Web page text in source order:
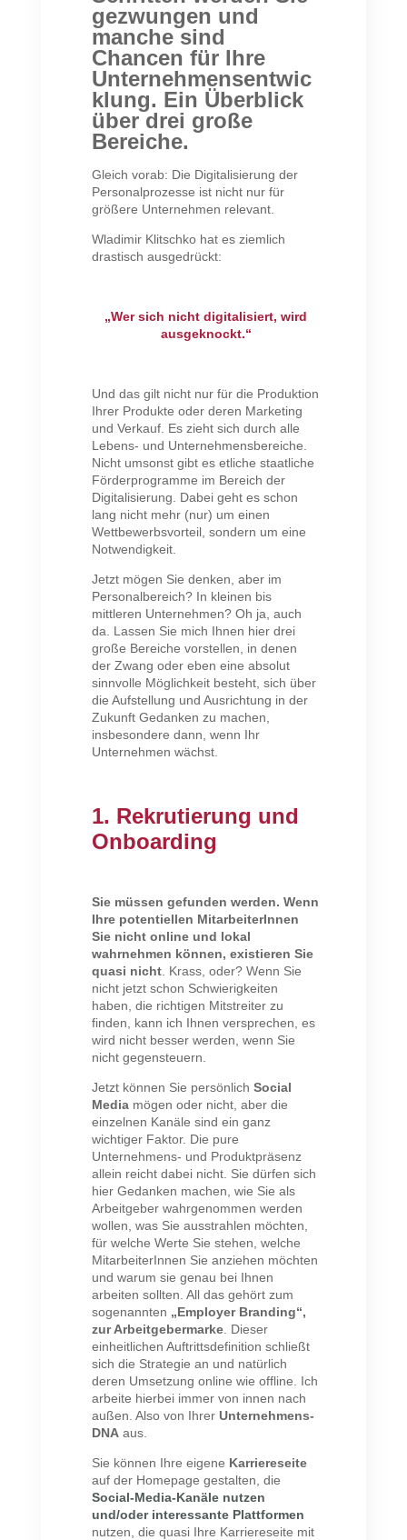
gezwungen und
manche sind
Chancen für Ihre
Unternehmensentwic
klung. Ein Überblick
über drei große
Bereiche.
Gleich vorab: Die Digitalisierung der
Personalprozesse ist nicht nur für
größere Unternehmen relevant.
Wladimir Klitschko hat es ziemlich
drastisch ausgedrückt:
„Wer sich nicht digitalisiert, wird
ausgeknockt.“
Und das gilt nicht nur für die Produktion
Ihrer Produkte oder deren Marketing
und Verkauf. Es zieht sich durch alle
Lebens- und Unternehmensbereiche.
Nicht umsonst gibt es etliche staatliche
Förderprogramme im Bereich der
Digitalisierung. Dabei geht es schon
lang nicht mehr (nur) um einen
Wettbewerbsvorteil, sondern um eine
Notwendigkeit.
Jetzt mögen Sie denken, aber im
Personalbereich? In kleinen bis
mittleren Unternehmen? Oh ja, auch
da. Lassen Sie mich Ihnen hier drei
große Bereiche vorstellen, in denen
der Zwang oder eben eine absolut
sinnvolle Möglichkeit besteht, sich über
die Aufstellung und Ausrichtung in der
Zukunft Gedanken zu machen,
insbesondere dann, wenn Ihr
Unternehmen wächst.
1. Rekrutierung und
Onboarding
Sie müssen gefunden werden. Wenn
Ihre potentiellen MitarbeiterInnen
Sie nicht online und lokal
wahrnehmen können, existieren Sie
quasi nicht . Krass, oder? Wenn Sie
nicht jetzt schon Schwierigkeiten
haben, die richtigen Mitstreiter zu
finden, kann ich Ihnen versprechen, es
wird nicht besser werden, wenn Sie
nicht gegensteuern.
Jetzt können Sie persönlichSocial
Media mögen oder nicht, aber die
einzelnen Kanäle sind ein ganz
wichtiger Faktor. Die pure
Unternehmens- und Produktpräsenz
allein reicht dabei nicht. Sie dürfen sich
hier Gedanken machen, wie Sie als
Arbeitgeber wahrgenommen werden
wollen, was Sie ausstrahlen möchten,
für welche Werte Sie stehen, welche
MitarbeiterInnen Sie anziehen möchten
und warum sie genau bei Ihnen
arbeiten sollten. All das gehört zum
sogenannten „Employer Branding“,
zur Arbeitgebermarke . Dieser
einheitlichen Auftrittsdefinition schließt
sich die Strategie an und natürlich
deren Umsetzung online wie offline. Ich
arbeite hierbei immer von innen nach
außen. Also von IhrerUnternehmens-
DNA aus.
Sie können Ihre eigene Karriereseite
auf der Homepage gestalten, die
Social-Media-Kanäle nutzen
und/oder interessante Plattformen
nutzen, die quasi Ihre Karriereseite mit